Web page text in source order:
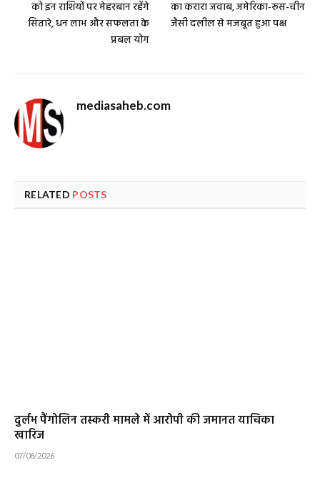
को इन राशियों पर मेहरबान रहेंगे
सितारे, धन लाभ और सफलता के
प्रबल योग
का करारा जवाब, अमेरिका-रूस-चीन
जैसी दलील से मजबूत हुआ पक्ष
mediasaheb.com
RELATED POSTS
दुर्लभ पैंगोलिन तस्करी मामले में आरोपी की जमानत याचिका
खारिज
07/08/2026